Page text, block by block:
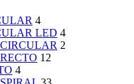
4
LED 4
2
12
4